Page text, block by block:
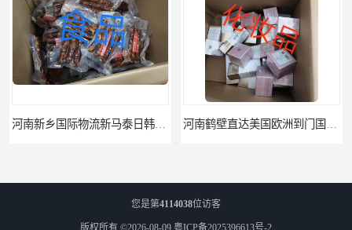
您是第4114038位访客
版权所有 ©2026-08-09 粤ICP备2025396613号-2